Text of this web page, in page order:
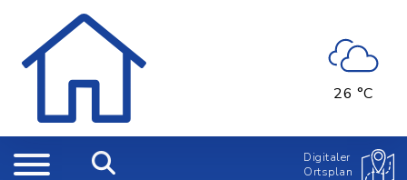
26 °C
Digitaler
Ortsplan